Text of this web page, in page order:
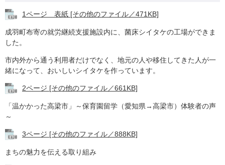
1ページ 表紙 [その他のファイル／471KB]
成羽町布寄の就労継続支援施設内に、菌床シイタケの工場ができま
した。
市内外から通う利用者だけでなく、地元の人や移住してきた人が一
緒になって、おいしいシイタケを作っています。
2ページ [その他のファイル／661KB]
「温かかった高梁市」～保育園留学（愛知県→高梁市）体験者の声
～
3ページ [その他のファイル／888KB]
​まちの魅力を伝える取り組み